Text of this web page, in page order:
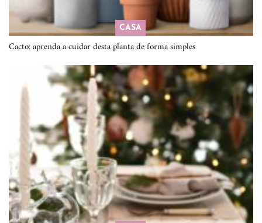
CASA
Cacto: aprenda a cuidar desta planta de forma simples